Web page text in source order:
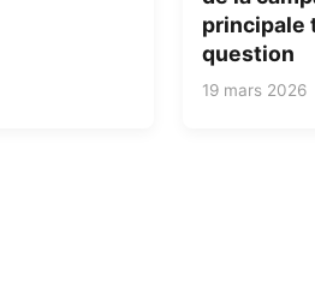
principale
question
19 mars 2026